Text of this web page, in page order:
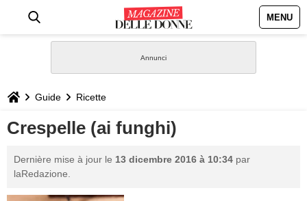
MENU
STILE
BIOGRAFIE
Guide Ricette
Crespelle (ai funghi)
Dernière mise à jour le 13 dicembre 2016 à 10:34 par
laRedazione.